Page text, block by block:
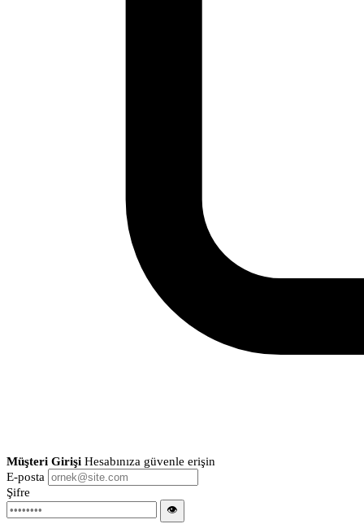
Müşteri Girişi Hesabınıza güvenle erişin
E-posta
Şifre
👁